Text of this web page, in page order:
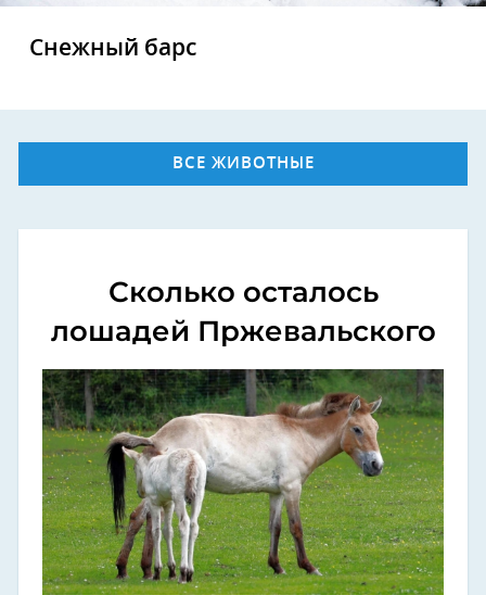
Снежный барс
ВСЕ ЖИВОТНЫЕ
Сколько осталось
лошадей Пржевальского